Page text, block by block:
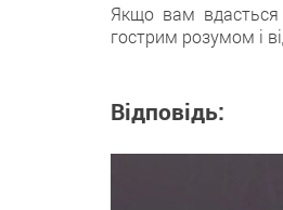
Якщо вам вдасться
гострим розумом і
Відповідь: